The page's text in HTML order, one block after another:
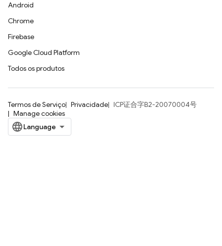
Android
Chrome
Firebase
Google Cloud Platform
Todos os produtos
Termos de Serviço Privacidade
ICP证合字B2-20070004号
Manage cookies